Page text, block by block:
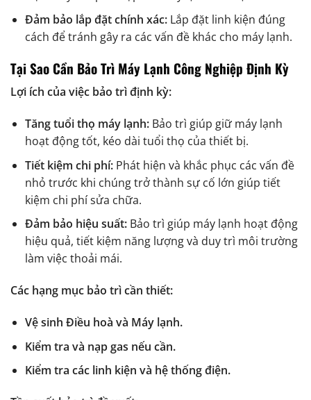
Đảm bảo lắp đặt chính xác:Lắp đặt linh kiện đúng
cách để tránh gây ra các vấn đề khác cho máy lạnh.
Tại Sao Cần Bảo Trì Máy Lạnh Công Nghiệp Định Kỳ
Lợi ích của việc bảo trì định kỳ:
Tăng tuổi thọ máy lạnh:Bảo trì giúp giữ máy lạnh
hoạt động tốt, kéo dài tuổi thọ của thiết bị.
Tiết kiệm chi phí:Phát hiện và khắc phục các vấn đề
nhỏ trước khi chúng trở thành sự cố lớn giúp tiết
kiệm chi phí sửa chữa.
Đảm bảo hiệu suất:Bảo trì giúp máy lạnh hoạt động
hiệu quả, tiết kiệm năng lượng và duy trì môi trường
làm việc thoải mái.
Các hạng mục bảo trì cần thiết:
Vệ sinh Điều hoà và Máy lạnh.
Kiểm tra và nạp gas nếu cần.
Kiểm tra các linh kiện và hệ thống điện.